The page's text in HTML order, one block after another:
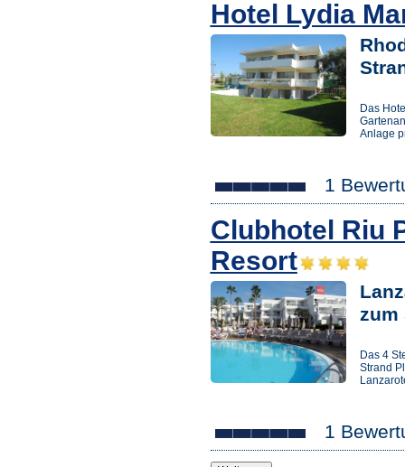
Hotel Lydia
Das
Anlage
1
Clubhotel Riu
Resort
zum
Das 4
Strand
1